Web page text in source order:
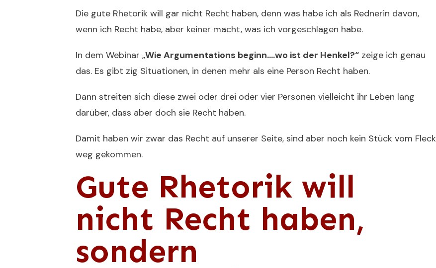
Die gute Rhetorik will gar nicht Recht haben, denn was habe ich als Rednerin davon,
wenn ich Recht habe, aber keiner macht, was ich vorgeschlagen habe.
In dem Webinar „Wie Argumentations beginn….wo ist der Henkel?“ zeige ich genau
das. Es gibt zig Situationen, in denen mehr als eine Person Recht haben.
Dann streiten sich diese zwei oder drei oder vier Personen vielleicht ihr Leben lang
darüber, dass aber doch sie Recht haben.
Damit haben wir zwar das Recht auf unserer Seite, sind aber noch kein Stück vom Fleck
weg gekommen.
Gute Rhetorik will
nicht Recht haben,
sondern